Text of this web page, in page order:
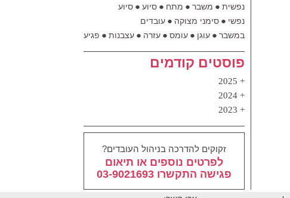
נפשית ● משבר ● מתח ● סיוע ● סיוע
נפשי ● סימני מצוקה ● עובדים
במשבר ● עוגן ● עומס ● עזרה ● עצבנות ● פגיעות
פוסטים קודמים
2025
2024
2023
זקוקים להדרכה בניהול העובדים?
לפרטים נוספים או תיאום
פגישה התקשרו 03-9021693